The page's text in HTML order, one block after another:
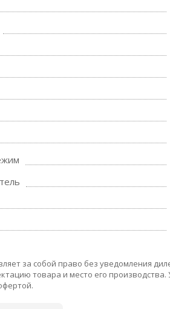
за собой право без уведомления
товара и место его